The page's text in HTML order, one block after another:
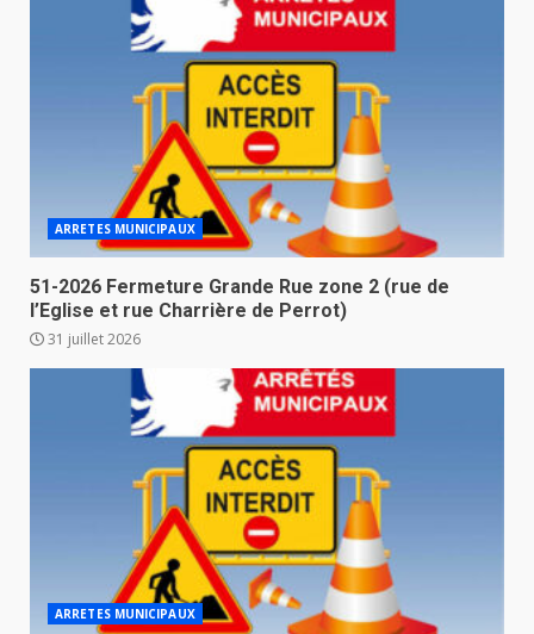
ARRETES MUNICIPAUX
51-2026 Fermeture Grande Rue zone 2 (rue de
l’Eglise et rue Charrière de Perrot)
31 juillet 2026
ARRETES MUNICIPAUX